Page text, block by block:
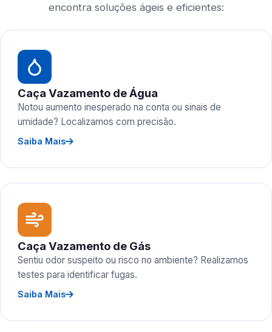
encontra soluções ágeis e eficientes:
Caça Vazamento de Água
Notou aumento inesperado na conta ou sinais de
umidade? Localizamos com precisão.
Saiba Mais
Caça Vazamento de Gás
Sentiu odor suspeito ou risco no ambiente? Realizamos
testes para identificar fugas.
Saiba Mais